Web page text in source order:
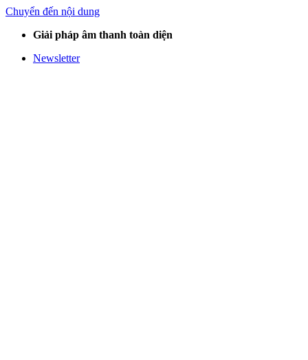
Chuyển đến nội dung
Giải pháp âm thanh toàn diện
Newsletter